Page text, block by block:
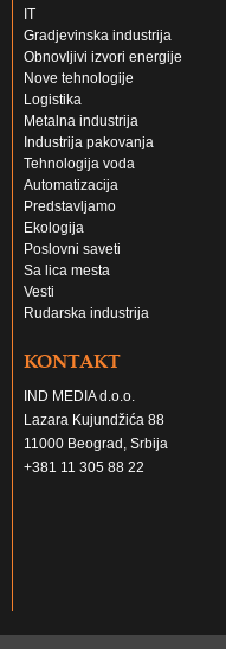
IT
Gradjevinska industrija
Obnovljivi izvori energije
Nove tehnologije
Logistika
Metalna industrija
Industrija pakovanja
Tehnologija voda
Automatizacija
Predstavljamo
Ekologija
Poslovni saveti
Sa lica mesta
Vesti
Rudarska industrija
KONTAKT
IND MEDIA d.o.o.
Lazara Kujundžića 88
11000 Beograd, Srbija
+381 11 305 88 22